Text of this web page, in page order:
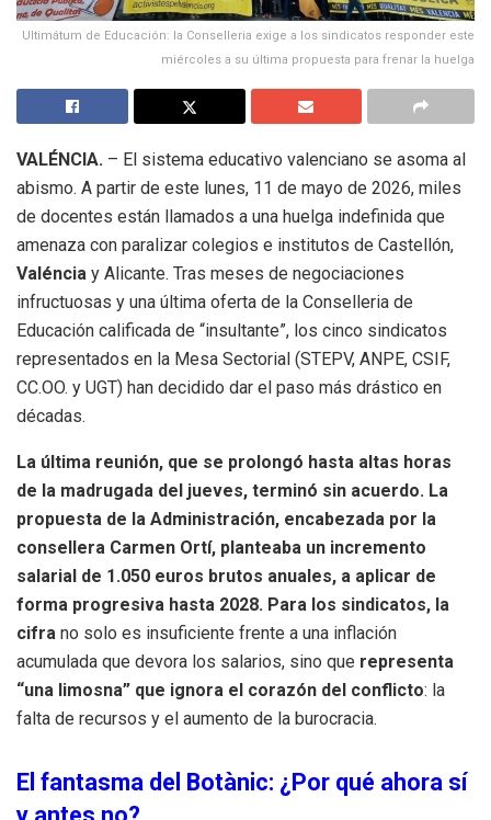
Ultimátum de Educación: la Conselleria exige a los sindicatos responder este
miércoles a su última propuesta para frenar la huelga
VALÉNCIA. – El sistema educativo valenciano se asoma al
abismo. A partir de este lunes, 11 de mayo de 2026, miles
de docentes están llamados a una huelga indefinida que
amenaza con paralizar colegios e institutos de Castellón,
Valéncia y Alicante. Tras meses de negociaciones
infructuosas y una última oferta de la Conselleria de
Educación calificada de “insultante”, los cinco sindicatos
representados en la Mesa Sectorial (STEPV, ANPE, CSIF,
CC.OO. y UGT) han decidido dar el paso más drástico en
décadas.
La última reunión, que se prolongó hasta altas horas
de la madrugada del jueves, terminó sin acuerdo. La
propuesta de la Administración, encabezada por la
consellera Carmen Ortí, planteaba un incremento
salarial de 1.050 euros brutos anuales, a aplicar de
forma progresiva hasta 2028. Para los sindicatos, la
cifra no solo es insuficiente frente a una inflación
acumulada que devora los salarios, sino que representa
“una limosna” que ignora el corazón del conflicto: la
falta de recursos y el aumento de la burocracia.
El fantasma del Botànic: ¿Por qué ahora sí